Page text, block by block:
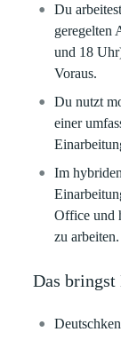
Du
geregelten
und 18
Voraus.
Du nutzt
einer
Im
Office und
zu arbeiten.
Das